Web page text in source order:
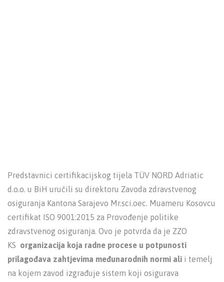
Predstavnici certifikacijskog tijela TÜV NORD Adriatic
d.o.o. u BiH uručili su direktoru Zavoda zdravstvenog
osiguranja Kantona Sarajevo Mr.sci.oec. Muameru Kosovcu
certifikat ISO 9001:2015 za Provođenje politike
zdravstvenog osiguranja. Ovo je potvrda da je ZZO
KS organizacija koja radne procese u potpunosti
prilagođava zahtjevima međunarodnih normi ali i temelj
na kojem zavod izgrađuje sistem koji osigurava